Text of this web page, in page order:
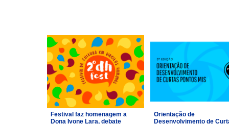
Festival faz homenagem a
Dona Ivone Lara, debate
Orientação de
Desenvolvimento de